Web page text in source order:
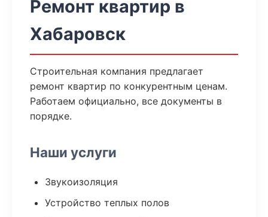
Ремонт квартир в
Хабаровск
Строительная компания предлагает
ремонт квартир по конкурентным ценам.
Работаем официально, все документы в
порядке.
Наши услуги
Звукоизоляция
Устройство теплых полов